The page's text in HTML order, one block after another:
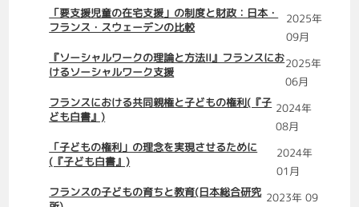
「要支援児童の在宅支援」の制度と財政：日本・
フランス・スウェーデンの比較
2025年
09月
『ソーシャルワークの理論と方法II』フランスにお
けるソーシャルワーク支援
2025年
06月
フランスにおける共同親権と子どもの権利(『子
ども白書』)
2024年
08月
「子どもの権利」の理念を実現させるために
(『子ども白書』)
2024年
01月
フランスの子どもの育ちと教育(日本総合研究 2023年 09